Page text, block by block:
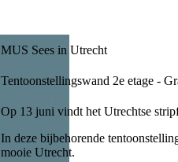
MUS Sees in Utrecht
Tentoonstellingswand 2e etage -
Op 13 juni vindt het Utrechtse
In deze bijbehorende
mooie Utrecht.